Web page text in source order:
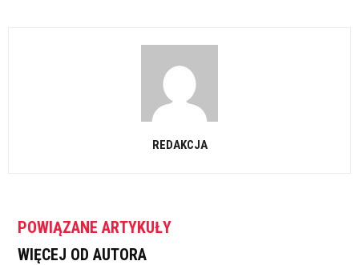
REDAKCJA
POWIĄZANE ARTYKUŁY
WIĘCEJ OD AUTORA